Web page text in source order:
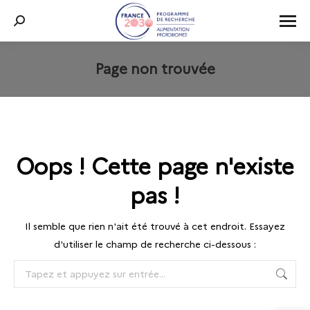
Recherche
:
Page non trouvée
Oops ! Cette page n'existe
pas !
Il semble que rien n'ait été trouvé à cet endroit. Essayez
d'utiliser le champ de recherche ci-dessous :
Recherche
: